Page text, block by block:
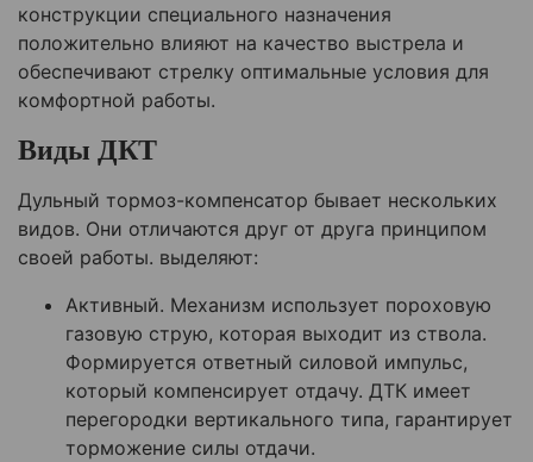
конструкции специального назначения
положительно влияют на качество выстрела и
обеспечивают стрелку оптимальные условия для
комфортной работы.
Виды ДКТ
Дульный тормоз-компенсатор бывает нескольких
видов. Они отличаются друг от друга принципом
своей работы. выделяют:
Активный. Механизм использует пороховую
газовую струю, которая выходит из ствола.
Формируется ответный силовой импульс,
который компенсирует отдачу. ДТК имеет
перегородки вертикального типа, гарантирует
торможение силы отдачи.